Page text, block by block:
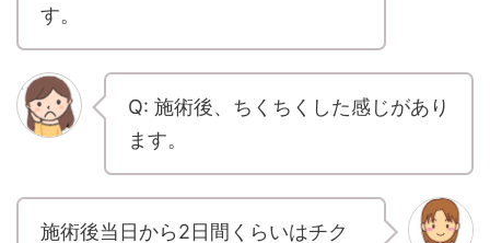
す。
Q: 施術後、ちくちくした感じがあり
ます。
施術後当日から2日間くらいはチク